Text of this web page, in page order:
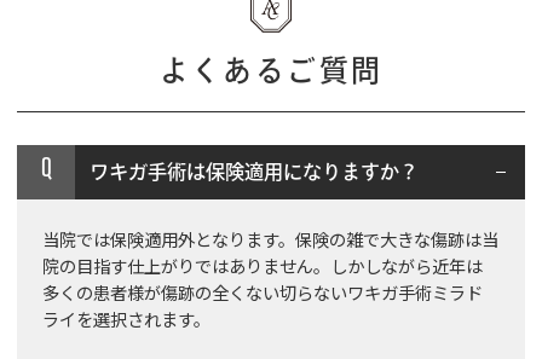
よくあるご質問
Q ワキガ手術は保険適用になりますか？
当院では保険適用外となります。保険の雑で大きな傷跡は当
院の目指す仕上がりではありません。しかしながら近年は
多くの患者様が傷跡の全くない切らないワキガ手術ミラド
ライを選択されます。